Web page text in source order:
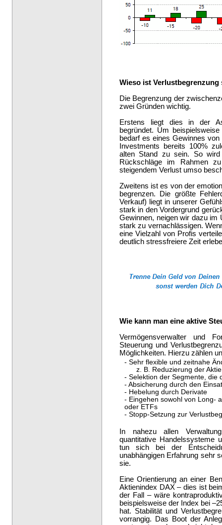
Wieso ist
Die Begrenzung der
zwei Gründen wichtig.
Erstens liegt dies in der
begründet. Um
bedarf es eines Gewinnes
Investments bereits 100%
alten Stand zu sein. So
Rückschläge im Rahmen
steigendem Verlust umso
Zweitens ist es von der
begrenzen. Die größte
Verkauf) liegt in unserer
stark in den Vordergrund
Gewinnen, neigen wir dazu im
stark zu vernachlässigen.
eine Vielzahl von Profis
deutlich stressfreiere Zeit
Wie kann man eine aktive
Vermögensverwalter und
Steuerung und
Möglichkeiten. Hierzu zählen
- Sehr flexible und zeitnahe
z. B. Reduzierung der
- Selektion der Segmente, die
- Absicherung durch den
- Hebelung durch Derivate
- Eingehen sowohl von Long-
oder ETFs
- Stopp-Setzung zur
In nahezu allen
quantitative Handelssysteme
tun sich bei der
unabhängigen Erfahrung sehr
sie.
Eine Orientierung an einer
Aktienindex DAX – dies ist
der Fall – wäre
beispielsweise der Index bei
hat. Stabilität und
vorrangig. Das Boot der